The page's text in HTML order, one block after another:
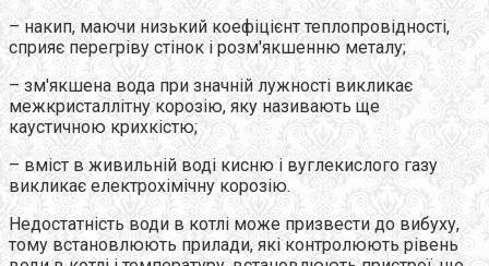
– накип, маючи низький коефіцієнт теплопровідності,
сприяє перегріву стінок і розм'якшенню металу;
– зм'якшена вода при значній лужності викликає
межкристаллітну корозію, яку називають ще
каустичною крихкістю;
– вміст в живильній воді кисню і вуглекислого газу
викликає електрохімічну корозію.
Недостатність води в котлі може призвести до вибуху,
тому встановлюють прилади, які контролюють рівень